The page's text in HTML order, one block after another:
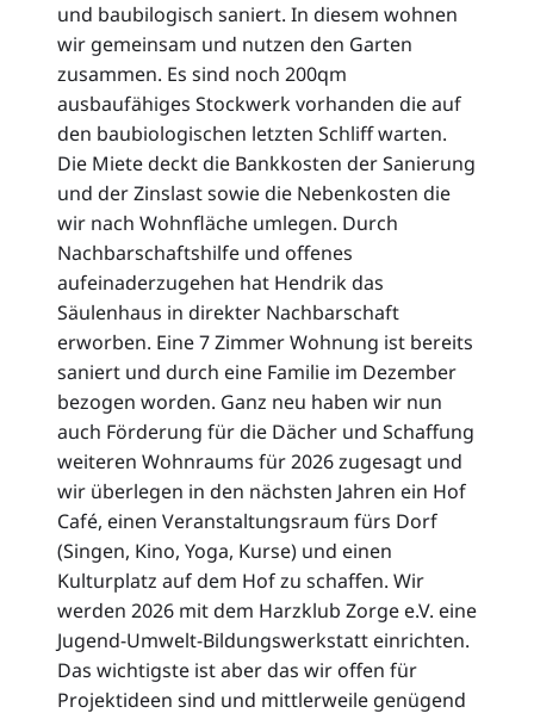
und baubilogisch saniert. In diesem wohnen
wir gemeinsam und nutzen den Garten
zusammen. Es sind noch 200qm
ausbaufähiges Stockwerk vorhanden die auf
den baubiologischen letzten Schliff warten.
Die Miete deckt die Bankkosten der Sanierung
und der Zinslast sowie die Nebenkosten die
wir nach Wohnfläche umlegen. Durch
Nachbarschaftshilfe und offenes
aufeinaderzugehen hat Hendrik das
Säulenhaus in direkter Nachbarschaft
erworben. Eine 7 Zimmer Wohnung ist bereits
saniert und durch eine Familie im Dezember
bezogen worden. Ganz neu haben wir nun
auch Förderung für die Dächer und Schaffung
weiteren Wohnraums für 2026 zugesagt und
wir überlegen in den nächsten Jahren ein Hof
Café, einen Veranstaltungsraum fürs Dorf
(Singen, Kino, Yoga, Kurse) und einen
Kulturplatz auf dem Hof zu schaffen. Wir
werden 2026 mit dem Harzklub Zorge e.V. eine
Jugend-Umwelt-Bildungswerkstatt einrichten.
Das wichtigste ist aber das wir offen für
Projektideen sind und mittlerweile genügend